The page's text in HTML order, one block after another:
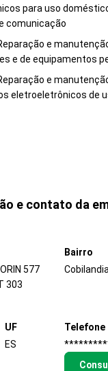
para uso
comunicação
e
e de equipamentos
e
eletroeletrônicos de
e contato da
577
303
Bairro
UF
ES
Telefone